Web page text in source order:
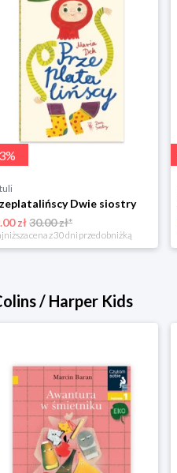
3%
Dwie siostry
zł30.00 zł*
cena z 30 dni przed obniżką
/ Harper Kids